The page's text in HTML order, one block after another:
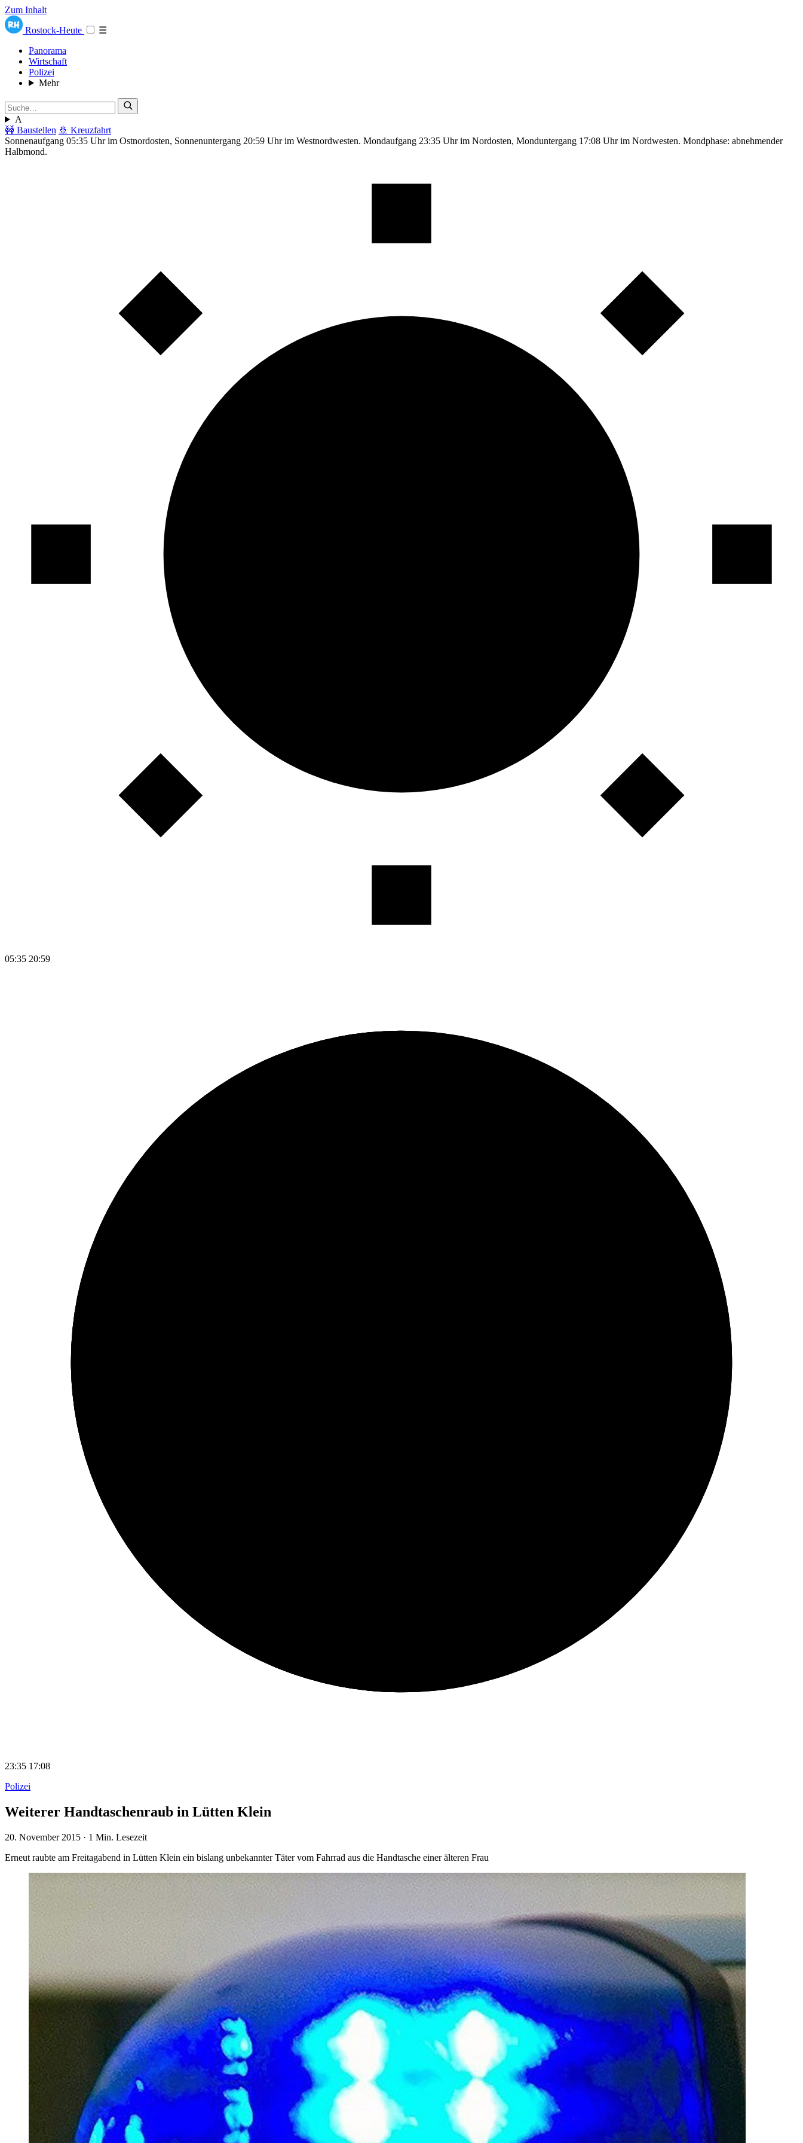
Zum Inhalt
Rostock-Heute
☰
Panorama
Wirtschaft
Polizei
Mehr
A
🚧 Baustellen 🚢 Kreuzfahrt
Sonnenaufgang 05:35 Uhr im Ostnordosten, Sonnenuntergang 20:59 Uhr im Westnordwesten. Mondaufgang 23:35 Uhr im Nordosten, Monduntergang 17:08 Uhr im Nordwesten. Mondphase: abnehmender
Halbmond.
05:35 20:59
23:35 17:08
Polizei
Weiterer Handtaschenraub in Lütten Klein
20. November 2015 · 1 Min. Lesezeit
Erneut raubte am Freitagabend in Lütten Klein ein bislang unbekannter Täter vom Fahrrad aus die Handtasche einer älteren Frau